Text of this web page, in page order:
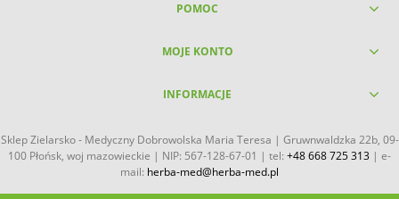
POMOC
MOJE KONTO
INFORMACJE
Sklep Zielarsko - Medyczny Dobrowolska Maria Teresa | Gruwnwaldzka 22b, 09-
100 Płońsk, woj mazowieckie | NIP: 567-128-67-01 | tel: +48 668 725 313 | e-
mail: herba-med@herba-med.pl